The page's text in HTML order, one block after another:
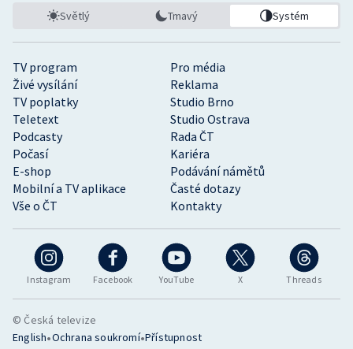
Instagram Facebook YouTube X Threads
TV program
Pro média
Živé vysílání
Reklama
TV poplatky
Studio Brno
Teletext
Studio Ostrava
Podcasty
Rada ČT
Počasí
Kariéra
E-shop
Podávání námětů
Mobilní a TV aplikace
Časté dotazy
Vše o ČT
Kontakty
Světlý Tmavý Systém
© Česká televize
English•Ochrana soukromí•Přístupnost